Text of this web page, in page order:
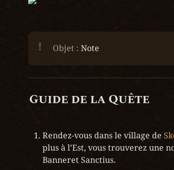
Objet : Note
Guide de la Quête
Rendez-vous dans le village de
plus à l’Est, vous trouverez une
Banneret Sanctius.